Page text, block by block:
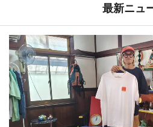
最新ニュ